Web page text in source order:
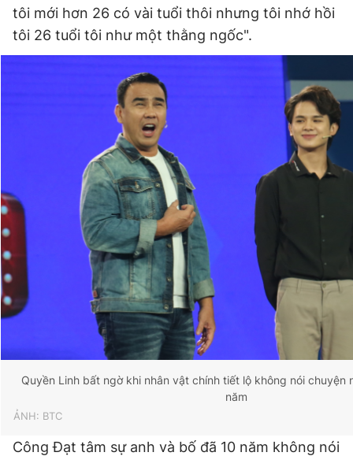
Giấy phép xuất bản số 110/GP - BTTTT cấp ngày 24.3.2020
© 2003-2026 Bản quyền thuộc về Báo Thanh Niên. Cấm sao
chép dưới mọi hình thức nếu không có sự chấp thuận bằng văn
bản. Phát triển bởi ePi Technologies, JSC.
tôi mới hơn 26 có vài tuổi thôi nhưng tôi nhớ hồi
tôi 26 tuổi tôi như một thằng ngốc".
Quyền Linh bất ngờ khi nhân vật chính tiết lộ không nói chuyện
năm
ẢNH: BTC
Công Đạt tâm sự anh và bố đã 10 năm không nói